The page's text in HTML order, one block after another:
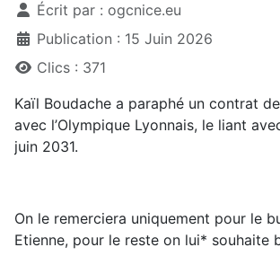
Écrit par : ogcnice.eu
Publication : 15 Juin 2026
Clics : 371
Kaïl Boudache a paraphé un contrat
avec l’Olympique Lyonnais, le liant
juin 2031.
On le remerciera uniquement pour le
Etienne, pour le reste on lui* souhaite